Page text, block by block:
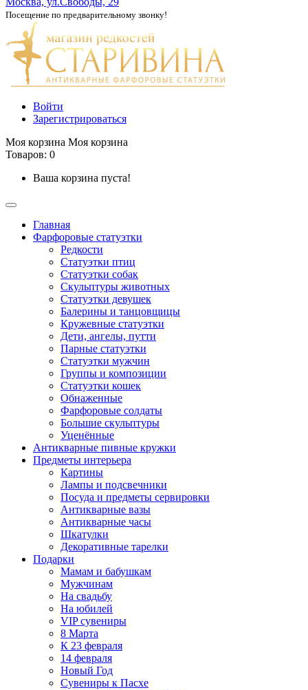
Посещение по предварительному звонку!
Войти
Зарегистрироваться
Моя корзина Моя корзина
Товаров: 0
Ваша корзина пуста!
Главная
Фарфоровые статуэтки
Редкости
Cтатуэтки птиц
Cтатуэтки собак
Скульптуры животных
Статуэтки девушек
Балерины и танцовщицы
Кружевные статуэтки
Дети, ангелы, путти
Парные статуэтки
Статуэтки мужчин
Группы и композиции
Статуэтки кошек
Обнаженные
Фарфоровые солдаты
Большие скульптуры
Уценённые
Антикварные пивные кружки
Предметы интерьера
Картины
Лампы и подсвечники
Посуда и предметы сервировки
Антикварные вазы
Антикварные часы
Шкатулки
Декоративные тарелки
Подарки
Мамам и бабушкам
Мужчинам
На свадьбу
На юбилей
VIP сувениры
8 Марта
К 23 февраля
14 февраля
Новый Год
Сувениры к Пасхе